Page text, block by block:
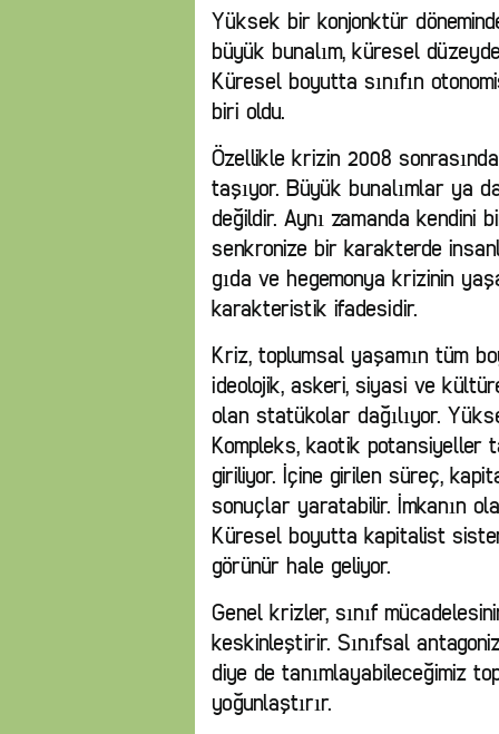
Yüksek bir konjonktür
büyük bunalım, küresel
Küresel boyutta sınıfın
biri oldu.
Özellikle krizin 2008
taşıyor. Büyük bunalımlar ya
değildir. Aynı zamanda
senkronize bir karakterde
gıda ve hegemonya krizinin
karakteristik ifadesidir.
Kriz, toplumsal yaşamın tüm
ideolojik, askeri, siyasi ve
olan statükolar dağılıyor.
Kompleks, kaotik potansiyeller
giriliyor. İçine girilen süreç,
sonuçlar yaratabilir. İmkanın
Küresel boyutta kapitalist
görünür hale geliyor.
Genel krizler, sınıf
keskinleştirir. Sınıfsal
diye de tanımlayabileceğimiz
yoğunlaştırır.